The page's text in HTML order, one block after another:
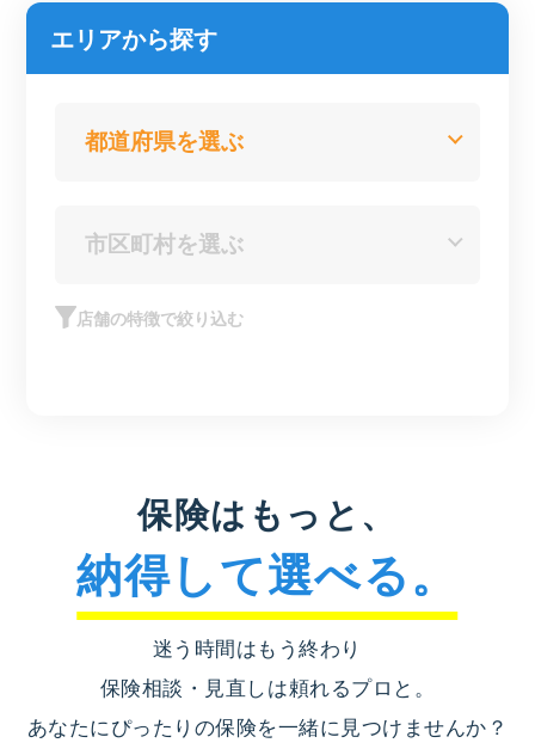
エリアから探す
店舗の特徴で絞り込む
保険はもっと、
納得して選べる。
迷う時間はもう終わり
保険相談・見直しは頼れるプロと。
あなたにぴったりの保険を一緒に見つけませんか？